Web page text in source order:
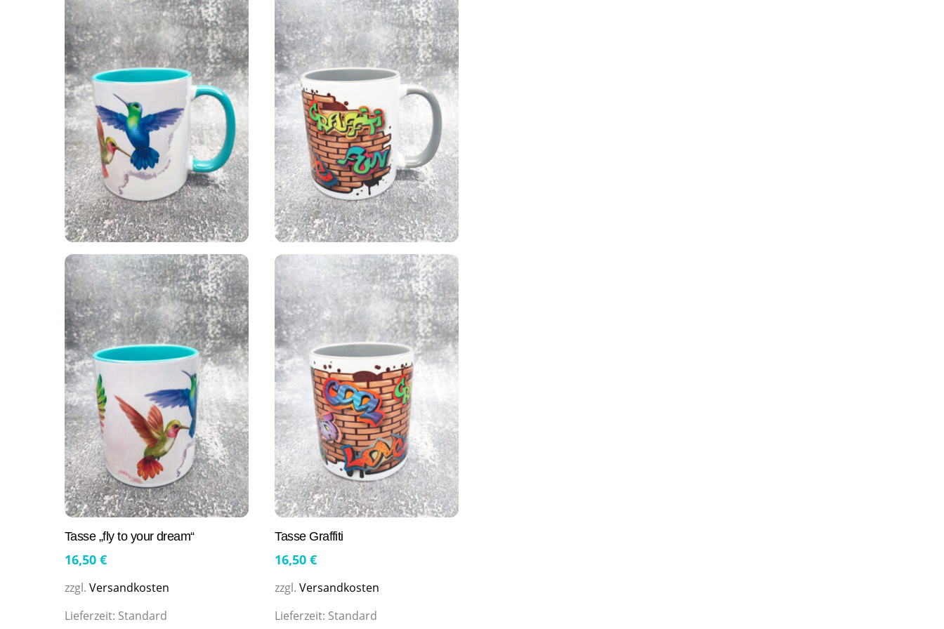
Tasse „fly to your dream“
16,50 €
zzgl. Versandkosten
Lieferzeit: Standard
Tasse Graffiti
16,50€
zzgl.Versandkosten
Lieferzeit: Standard